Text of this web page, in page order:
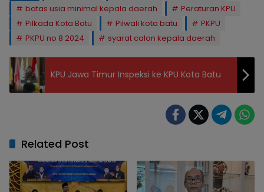
batas usia minimal kepala daerah
Peraturan KPU
Pilkada Kota Batu
Pilwali kota batu
PKPU
PKPU no 8 2024
syarat calon kepala daerah
KPU Jawa Timur Inspeksi ke KPU Kota Batu
Related Post